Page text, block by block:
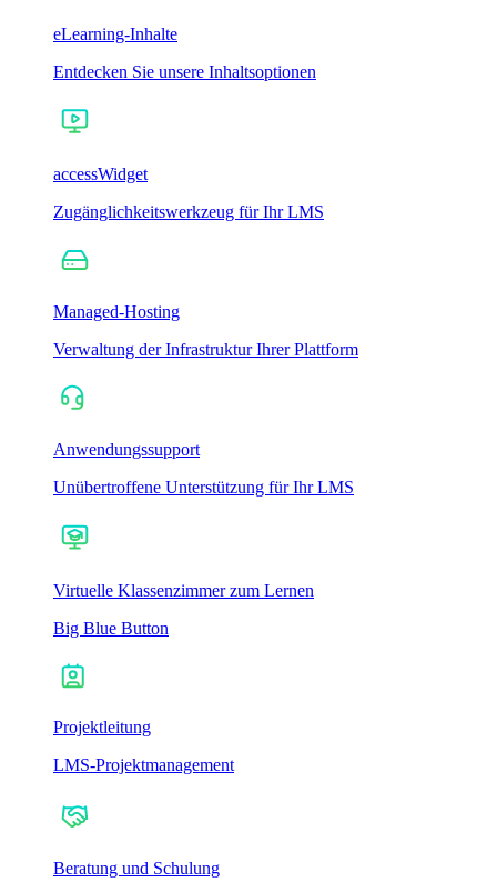
eLearning-Inhalte
Entdecken Sie unsere Inhaltsoptionen
accessWidget
Zugänglichkeitswerkzeug für Ihr LMS
Managed-Hosting
Verwaltung der Infrastruktur Ihrer Plattform
Anwendungssupport
Unübertroffene Unterstützung für Ihr LMS
Virtuelle Klassenzimmer zum Lernen
Big Blue Button
Projektleitung
LMS-Projektmanagement
Beratung und Schulung